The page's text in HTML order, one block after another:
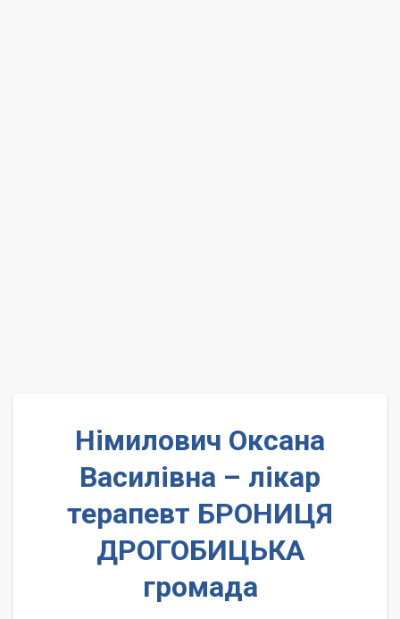
Німилович Оксана
Василівна – лікар
терапевт БРОНИЦЯ
ДРОГОБИЦЬКА
громада